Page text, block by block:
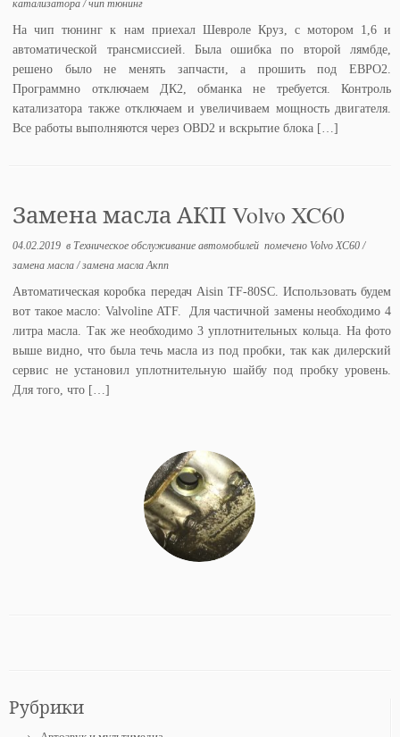
катализатора/чип тюнинг
На чип тюнинг к нам приехал Шевроле Круз, с мотором 1,6 и
автоматической трансмиссией. Была ошибка по второй лямбде,
решено было не менять запчасти, а прошить под ЕВРО2.
Программно отключаем ДК2, обманка не требуется. Контроль
катализатора также отключаем и увеличиваем мощность двигателя.
Все работы выполняются через OBD2 и вскрытие блока […]
Замена масла АКП Volvo XC60
04.02.2019 в Техническое обслуживание автомобилей помечено Volvo XC60/
замена масла/замена масла Акпп
Автоматическая коробка передач Aisin TF-80SC. Использовать будем
вот такое масло: Valvoline ATF. Для частичной замены необходимо 4
литра масла. Так же необходимо 3 уплотнительных кольца. На фото
выше видно, что была течь масла из под пробки, так как дилерский
сервис не установил уплотнительную шайбу под пробку уровень.
Для того, что […]
Рубрики